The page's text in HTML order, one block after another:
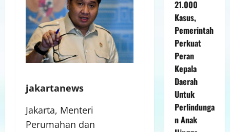
jakartanews
Jakarta, Menteri
Perumahan dan
21.000
Kasus,
Pemerintah
Perkuat
Peran
Kepala
Daerah
Untuk
Perlindunga
n Anak